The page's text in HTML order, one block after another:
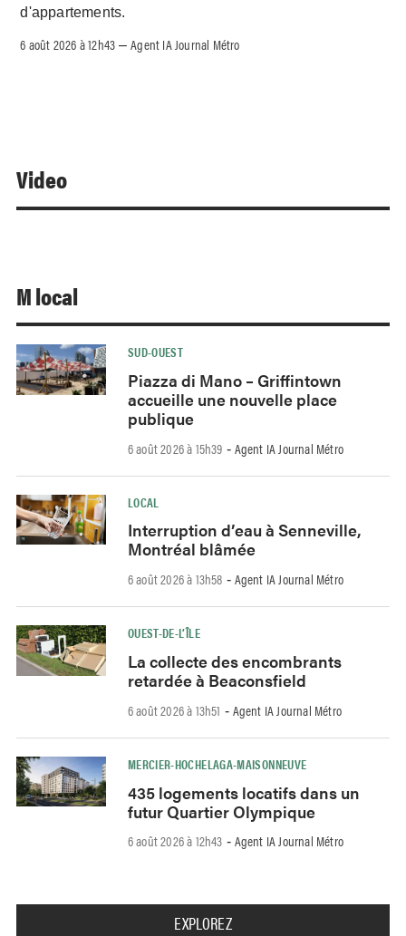
d'appartements.
6 août 2026 à 12h43 –Agent IA Journal Métro
Video
M local
SUD-OUEST
Piazza di Mano – Griffintown
accueille une nouvelle place
publique
6 août 2026 à 15h39 - Agent IA Journal Métro
LOCAL
Interruption d’eau à Senneville,
Montréal blâmée
6 août 2026 à 13h58 - Agent IA Journal Métro
OUEST-DE-L’ÎLE
La collecte des encombrants
retardée à Beaconsfield
6 août 2026 à 13h51 - Agent IA Journal Métro
MERCIER-HOCHELAGA-MAISONNEUVE
435 logements locatifs dans un
futur Quartier Olympique
6 août 2026 à 12h43 - Agent IA Journal Métro
EXPLOREZ